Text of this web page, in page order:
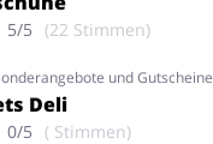
5/5 (22 Stimmen)
und Gutscheine
Deli
0/5 ( Stimmen)